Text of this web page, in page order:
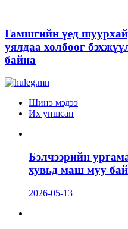
Гамшгийн үед
уялдаа холбоог
байна
Шинэ мэдээ
Их уншсан
Бэлчээрийн
хувьд маш муу
2026-05-13